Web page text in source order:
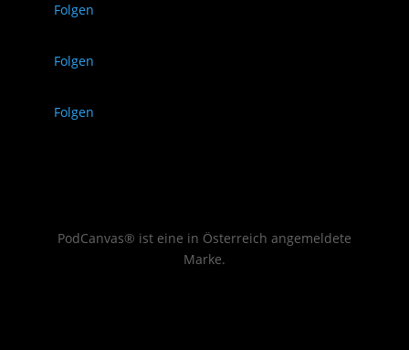
Folgen
Folgen
Folgen
PodCanvas® ist eine in Österreich angemeldete
Marke.